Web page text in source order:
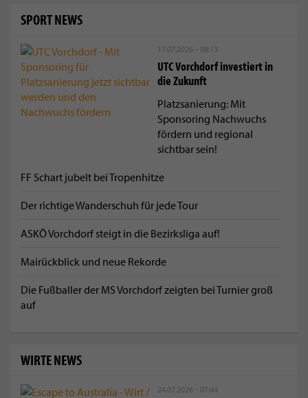
SPORT NEWS
17.07.2026 - 08:13
UTC Vorchdorf investiert in
die Zukunft
Platzsanierung: Mit
Sponsoring Nachwuchs
fördern und regional
sichtbar sein!
FF Schart jubelt bei Tropenhitze
Der richtige Wanderschuh für jede Tour
ASKÖ Vorchdorf steigt in die Bezirksliga auf!
Mairückblick und neue Rekorde
Die Fußballer der MS Vorchdorf zeigten bei Turnier groß
auf
WIRTE NEWS
24.07.2026 - 07:44